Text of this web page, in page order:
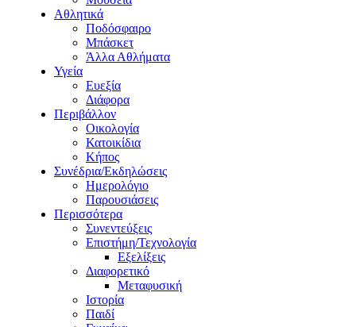
Αθλητικά
Ποδόσφαιρο
Μπάσκετ
Άλλα Αθλήματα
Υγεία
Ευεξία
Διάφορα
Περιβάλλον
Οικολογία
Κατοικίδια
Κήπος
Συνέδρια/Εκδηλώσεις
Ημερολόγιο
Παρουσιάσεις
Περισσότερα
Συνεντεύξεις
Επιστήμη/Τεχνολογία
Εξελίξεις
Διαφορετικό
Μεταφυσική
Ιστορία
Παιδί